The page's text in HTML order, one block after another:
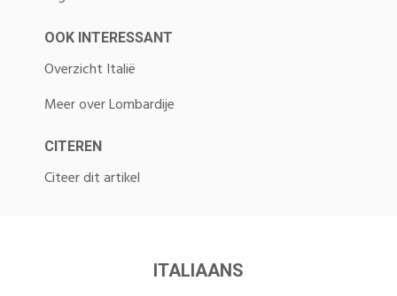
OOK INTERESSANT
Overzicht Italië
Meer over Lombardije
CITEREN
Citeer dit artikel
ITALIAANS